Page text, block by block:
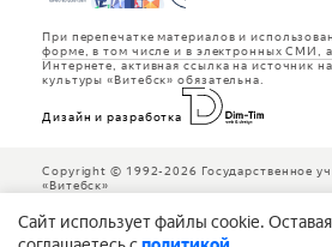
Cайт использует файлы cookie.
При перепечатке материалов и
форме, в том числе и в электронных СМИ,
Интернете, активная ссылка на источник
культуры «Витебск» обязательна.
Дизайн и разработка
Copyright © 1992-2026 Государственное
«Витебск»